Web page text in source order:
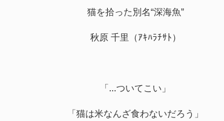
猫を拾った別名“深海魚”
秋原 千里（ｱｷﾊﾗﾁｻﾄ）
「...ついてこい」
「猫は米なんざ食わないだろう」